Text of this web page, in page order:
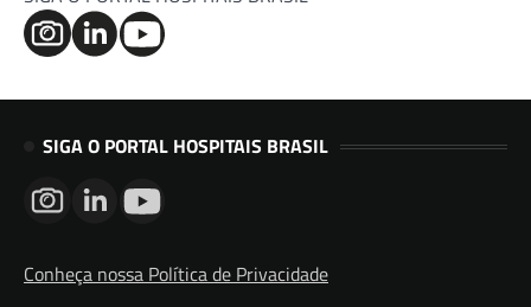
SIGA O PORTAL HOSPITAIS BRASIL
Conheça nossa Política de Privacidade